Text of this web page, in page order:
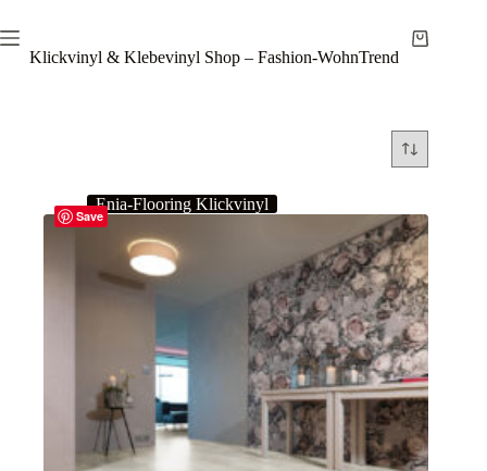
Inhalt
springenKlickvinyl & Klebevinyl Shop – Fashion-WohnTrend
Warenkorb
Save
Enia-Flooring Klickvinyl